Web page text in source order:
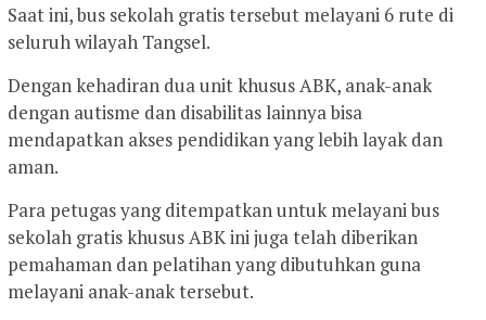
Saat ini, bus sekolah gratis tersebut melayani 6 rute di
seluruh wilayah Tangsel.
Dengan kehadiran dua unit khusus ABK, anak-anak
dengan autisme dan disabilitas lainnya bisa
mendapatkan akses pendidikan yang lebih layak dan
aman.
Para petugas yang ditempatkan untuk melayani bus
sekolah gratis khusus ABK ini juga telah diberikan
pemahaman dan pelatihan yang dibutuhkan guna
melayani anak-anak tersebut.